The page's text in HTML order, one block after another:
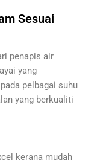
Sesuai
penapis air
yang
pelbagai suhu
yang berkualiti
kerana mudah